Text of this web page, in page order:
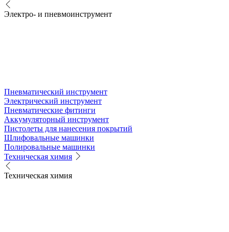
Электро- и пневмоинструмент
Пневматический инструмент
Электрический инструмент
Пневматические фитинги
Аккумуляторный инструмент
Пистолеты для нанесения покрытий
Шлифовальные машинки
Полировальные машинки
Техническая химия
Техническая химия